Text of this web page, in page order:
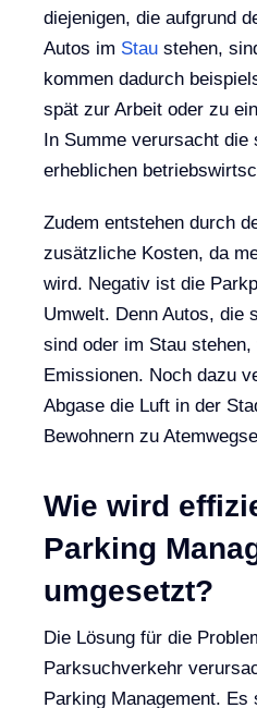
diejenigen, die aufgrund
Autos im Staustehen,
kommen dadurch
spät zur Arbeit oder zu
In Summe verursacht die
erheblichen
Zudem entstehen durch
zusätzliche Kosten, da
wird. Negativ ist die
Umwelt. Denn Autos, die
sind oder im Stau
Emissionen. Noch dazu
Abgase die Luft in der
Bewohnern zu
Wie wird
Parking
umgesetzt?
Die Lösung für die
Parksuchverkehr
Parking Management. Es